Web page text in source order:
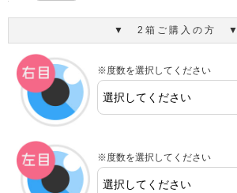
▼ 2箱ご購入の方 ▼
※度数を選択してください
※度数を選択してください